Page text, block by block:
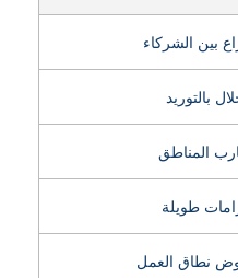
بين الشركاء
بالتوريد
المناطق
طويلة
نطاق العمل